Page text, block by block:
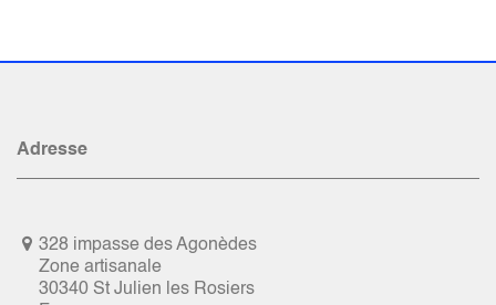
Adresse
328 impasse des Agonèdes
Zone artisanale
30340 St Julien les Rosiers